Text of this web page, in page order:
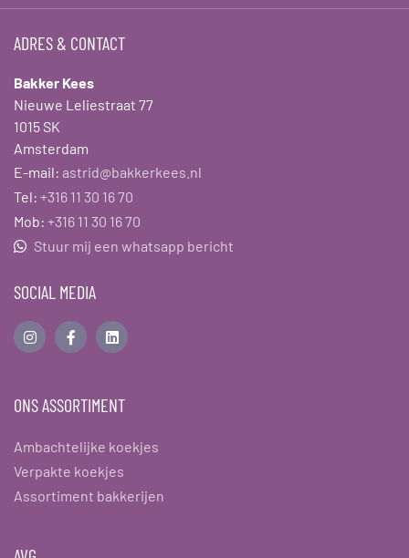
ADRES & CONTACT
Bakker Kees
Nieuwe Leliestraat 77
1015 SK
Amsterdam
E-mail: astrid@bakkerkees.nl
Tel: +316 11 30 16 70
Mob: +316 11 30 16 70
Stuur mij een whatsapp bericht
SOCIAL MEDIA
ONS ASSORTIMENT
Ambachtelijke koekjes
Verpakte koekjes
Assortiment bakkerijen